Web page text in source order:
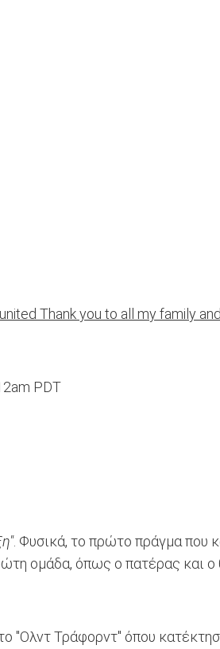
Thank you to all my family
PDT
. Φυσικά, το πρώτο πράγμα που
ομάδα, όπως ο πατέρας και ο
"Ολντ Τράφορντ" όπου